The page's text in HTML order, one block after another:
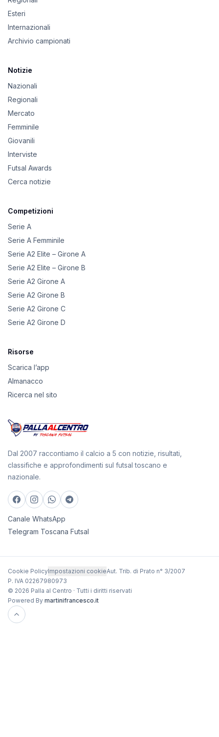
Esteri
Internazionali
Archivio campionati
Notizie
Nazionali
Regionali
Mercato
Femminile
Giovanili
Interviste
Futsal Awards
Cerca notizie
Competizioni
Serie A
Serie A Femminile
Serie A2 Elite – Girone A
Serie A2 Elite – Girone B
Serie A2 Girone A
Serie A2 Girone B
Serie A2 Girone C
Serie A2 Girone D
Risorse
Scarica l’app
Almanacco
Ricerca nel sito
Dal 2007 raccontiamo il calcio a 5 con notizie, risultati,
classifiche e approfondimenti sul futsal toscano e
nazionale.
Canale WhatsApp
Telegram Toscana Futsal
Cookie PolicyImpostazioni cookieAut. Trib. di Prato n° 3/2007
P. IVA 02267980973
© 2026 Palla al Centro · Tutti i diritti riservati
Powered By martinifrancesco.it